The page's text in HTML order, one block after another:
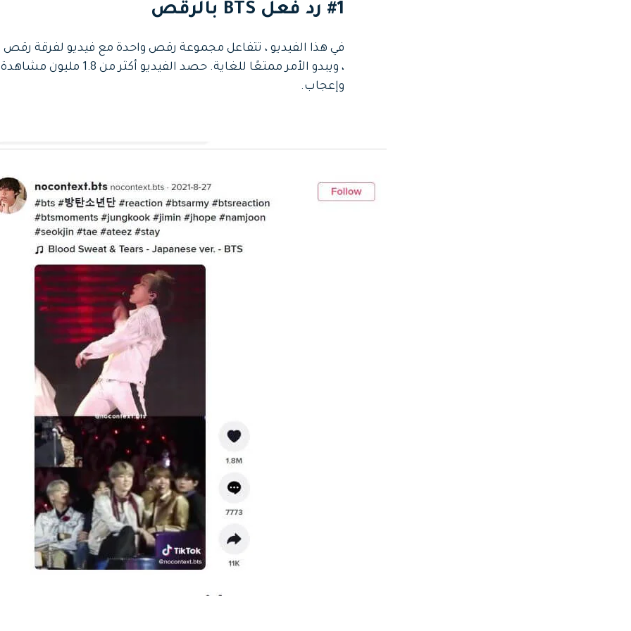
#1 رد فعل BTS بالرقص
في هذا الفيديو ، تتفاعل مجموعة رقص واحدة مع فيديو لفرقة رقص
، ويبدو الأمر ممتعًا للغاية. حصد الفيديو أكثر من 1.8 مليون مشاهدة
وإعجاب.